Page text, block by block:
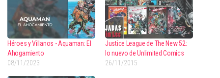
Héroes y Villanos - Aquaman: El
Ahogamiento
08/11/2023
Justice League de The New 52:
lo nuevo de Unlimited Comics
26/11/2015